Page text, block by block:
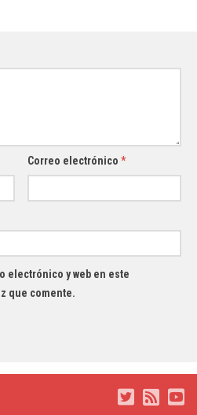
Correo electrónico*
electrónico y web en este
que comente.